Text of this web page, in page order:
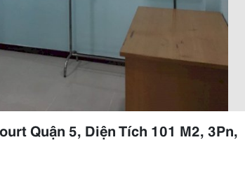
Quận 5, Diện Tích 101 M2, 3Pn,